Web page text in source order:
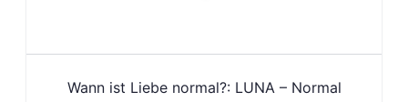
Wann ist Liebe normal?: LUNA – Normal